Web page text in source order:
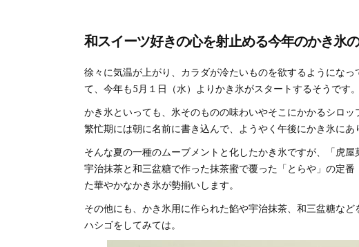
和スイーツ好きの心を射止める今年のかき氷
徐々に気温が上がり、カラダが冷たいものを欲するようになっ
て、今年も5月１日（水）よりかき氷がスタートするそうです。
かき氷といっても、氷そのものの味わいやそこにかかるシロ
繁忙期には朝に名前に書き込んで、ようやく午後にかき氷にあ
そんな夏の一種のムーブメントと化したかき氷ですが、「虎
宇治抹茶と和三盆糖で作った抹茶蜜で覆った「とらや」の定
た華やかなかき氷が勢揃いします。
その他にも、かき氷用に作られた餡や宇治抹茶、和三盆糖な
ハシゴをしてみては。